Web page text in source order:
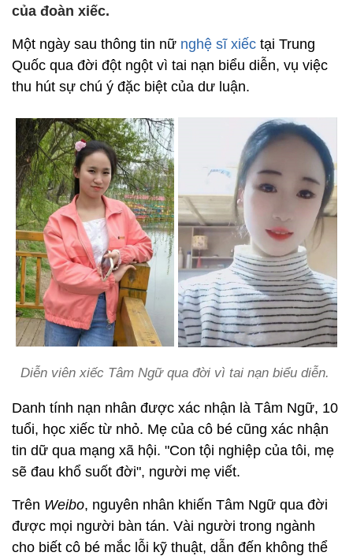
của đoàn xiếc.
Một ngày sau thông tin nữ nghệ sĩ xiếc tại Trung
Quốc qua đời đột ngột vì tai nạn biểu diễn, vụ việc
thu hút sự chú ý đặc biệt của dư luận.
Diễn viên xiếc Tâm Ngữ qua đời vì tai nạn biểu diễn.
Danh tính nạn nhân được xác nhận là Tâm Ngữ, 10
tuổi, học xiếc từ nhỏ. Mẹ của cô bé cũng xác nhận
tin dữ qua mạng xã hội. "Con tội nghiệp của tôi, mẹ
sẽ đau khổ suốt đời", người mẹ viết.
Trên Weibo, nguyên nhân khiến Tâm Ngữ qua đời
được mọi người bàn tán. Vài người trong ngành
cho biết cô bé mắc lỗi kỹ thuật, dẫn đến không thể